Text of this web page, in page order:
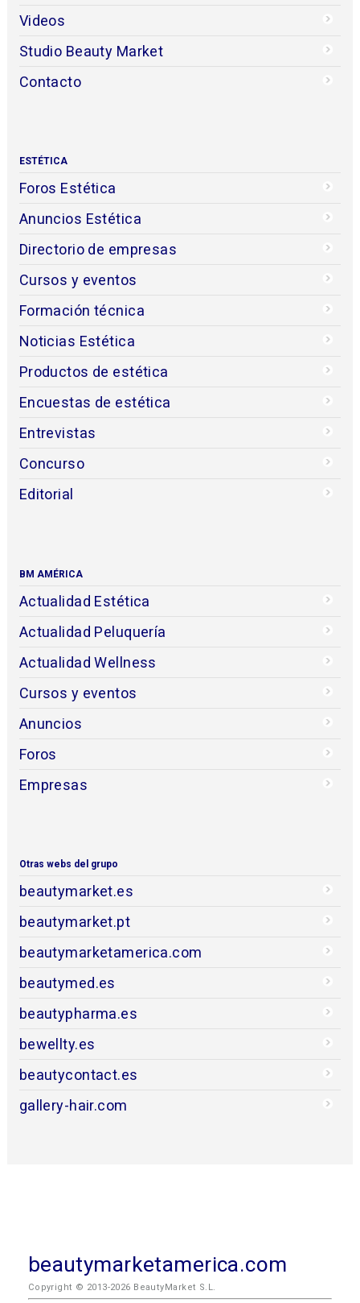
Videos
Studio Beauty Market
Contacto
ESTÉTICA
Foros Estética
Anuncios Estética
Directorio de empresas
Cursos y eventos
Formación técnica
Noticias Estética
Productos de estética
Encuestas de estética
Entrevistas
Concurso
Editorial
BM AMÉRICA
Actualidad Estética
Actualidad Peluquería
Actualidad Wellness
Cursos y eventos
Anuncios
Foros
Empresas
Otras webs del grupo
beautymarket.es
beautymarket.pt
beautymarketamerica.com
beautymed.es
beautypharma.es
bewellty.es
beautycontact.es
gallery-hair.com
beautymarketamerica.com
Copyright © 2013-2026 BeautyMarket S.L.